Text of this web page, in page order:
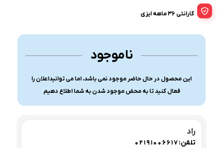
گارانتی 36 ماهه ایزی
ناموجود
این محصول در حال حاضر موجود نمی باشد، اما می توانیداعلان را
فعال کنید تا به محض موجود شدن به شما اطلاع دهیم
راد
تلفن:02191006617